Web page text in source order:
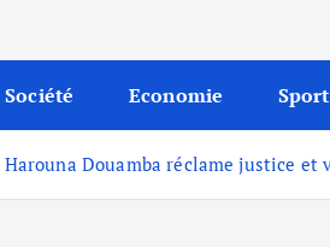
Société Economie Sport
Douamba réclame justice et